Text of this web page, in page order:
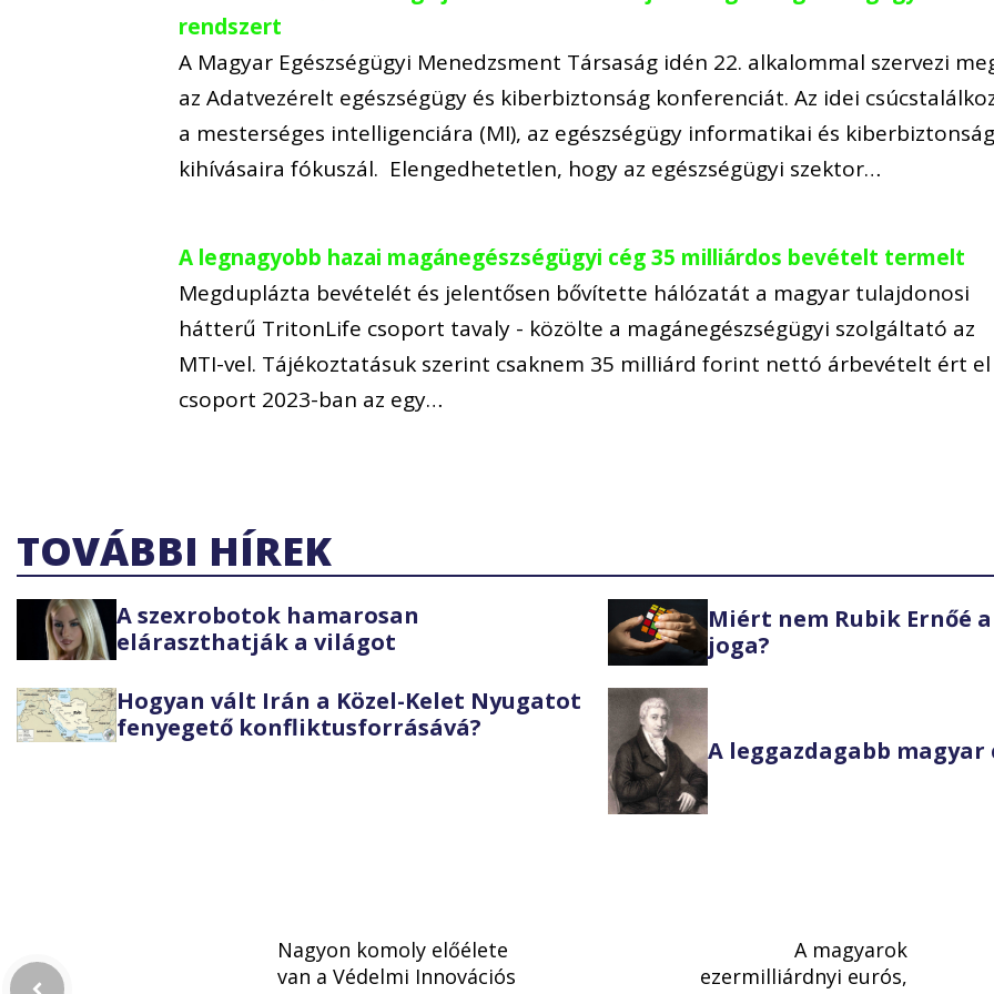
rendszert
A Magyar Egészségügyi Menedzsment Társaság idén 22. alkalommal szervezi
az Adatvezérelt egészségügy és kiberbiztonság konferenciát. Az idei
a mesterséges intelligenciára (MI), az egészségügy informatikai és
kihívásaira fókuszál. Elengedhetetlen, hogy az egészségügyi szektor…
A legnagyobb hazai magánegészségügyi cég 35 milliárdos bevételt termelt
Megduplázta bevételét és jelentősen bővítette hálózatát a magyar tulajdonosi
hátterű TritonLife csoport tavaly - közölte a magánegészségügyi szolgáltató az
MTI-vel. Tájékoztatásuk szerint csaknem 35 milliárd forint nettó árbevételt ért el
csoport 2023-ban az egy…
TOVÁBBI HÍREK
A szexrobotok hamarosan
eláraszthatják a világot
Miért nem Rubik Ernőé
joga?
Hogyan vált Irán a Közel-Kelet Nyugatot
fenyegető konfliktusforrásává?
A leggazdagabb magyar
Nagyon komoly előélete
van a Védelmi Innovációs
A magyarok
ezermilliárdnyi eurós,